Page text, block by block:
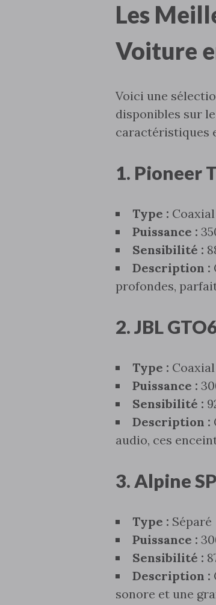
Les
Voiture
Voici une
disponibles sur
caractéristiques
1. Pioneer
Type : Coaxial
Puissance :
Sensibilité :
Description :
profondes‚
2. JBL
Type : Coaxial
Puissance :
Sensibilité :
Description :
audio‚ ces
3. Alpine
Type : Séparé
Puissance :
Sensibilité :
Description :
sonore et une